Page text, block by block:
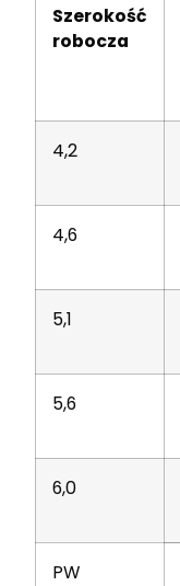
Szerokość
robocza
4,2
4,6
5,1
5,6
6,0
PW